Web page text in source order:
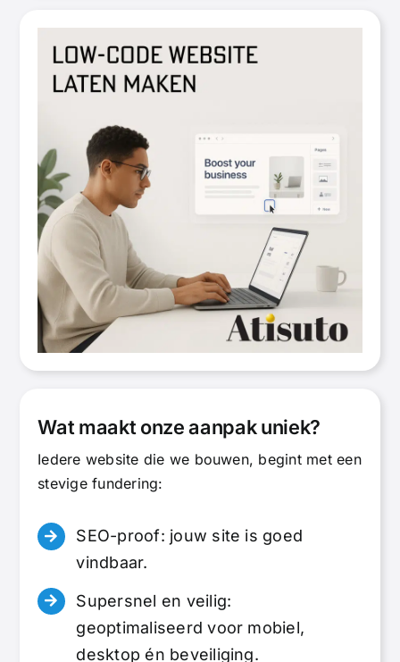
Wat maakt onze aanpak uniek?
Iedere website die we bouwen, begint met een
stevige fundering:
SEO-proof: jouw site is goed
vindbaar.
Supersnel en veilig:
geoptimaliseerd voor mobiel,
desktop én beveiliging.